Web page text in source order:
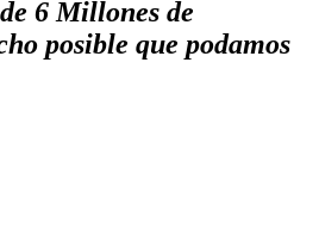
6 Millones de
posible que podamos